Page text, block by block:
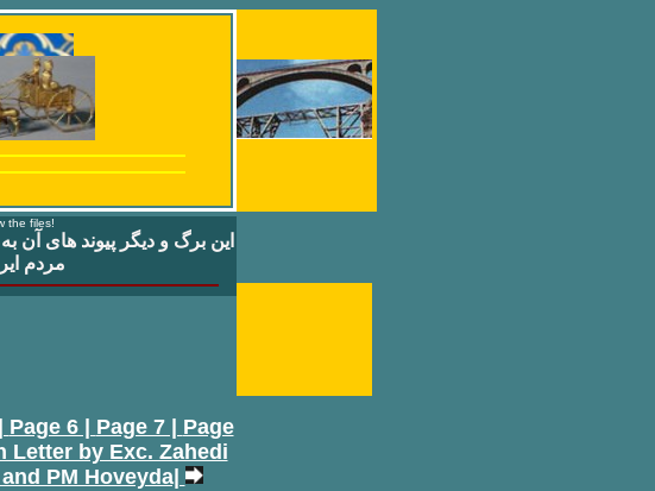
the files!
اين برگ و ديگر پيوند های آن به
مردم
Page 6 | Page 7 | Page
Letter by Exc. Zahedi
PM Hoveyda|